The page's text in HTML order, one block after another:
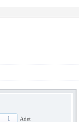
Adet